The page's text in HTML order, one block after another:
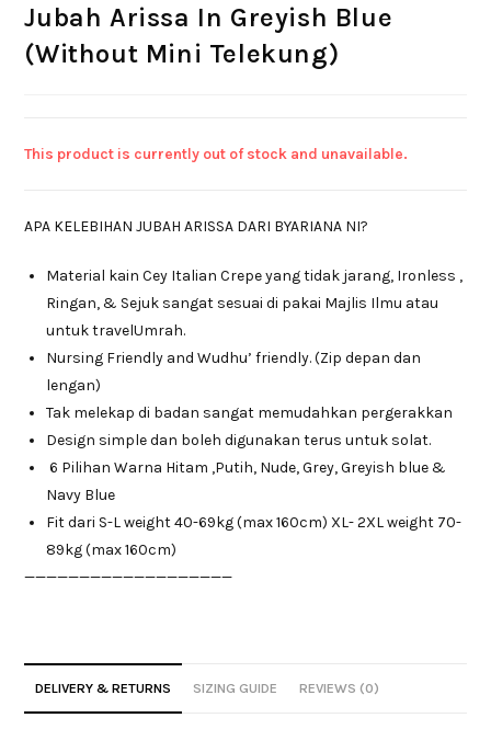
Jubah Arissa In Greyish Blue
(Without Mini Telekung)
This product is currently out of stock and unavailable.
APA KELEBIHAN JUBAH ARISSA DARI BYARIANA NI?
Material kain Cey Italian Crepe yang tidak jarang, Ironless ,
Ringan, & Sejuk sangat sesuai di pakai Majlis Ilmu atau
untuk travelUmrah.
Nursing Friendly and Wudhu’ friendly. (Zip depan dan
lengan)
Tak melekap di badan sangat memudahkan pergerakkan
Design simple dan boleh digunakan terus untuk solat.
6 Pilihan Warna Hitam ,Putih, Nude, Grey, Greyish blue &
Navy Blue
Fit dari S-L weight 40-69kg (max 160cm) XL- 2XL weight 70-
89kg (max 160cm)
———————————————————
DELIVERY & RETURNS SIZING GUIDE REVIEWS (0)